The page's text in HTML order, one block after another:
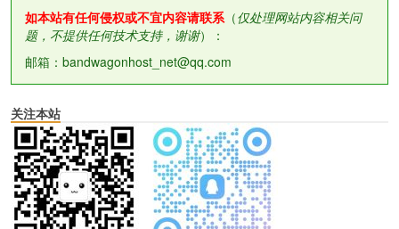
如本站有任何侵权或不宜内容请联系（仅处理网站内容相关问
题，不提供任何技术支持，谢谢）：
邮箱：bandwagonhost_net@qq.com
关注本站